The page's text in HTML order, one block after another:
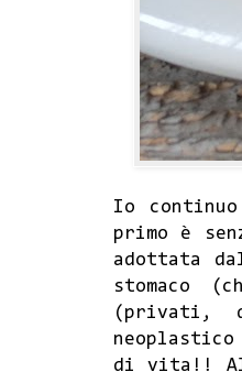
Io
primo è
adottata
stomaco
(privati,
di vita!!